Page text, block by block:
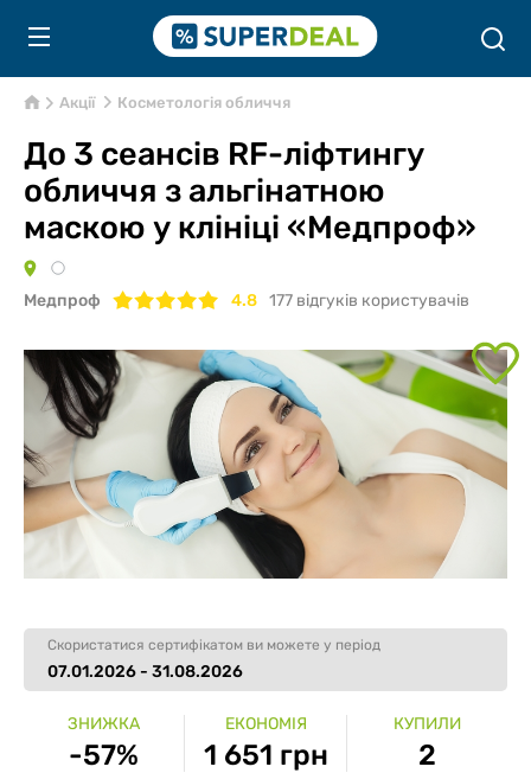
Акції Косметологія обличчя
До 3 сеансів RF-ліфтингу
обличчя з альгінатною
маскою у клініці «Медпроф»
Медпроф 4.8 177 відгуків користувачів
Скористатися сертифікатом ви можете у період
07.01.2026 - 31.08.2026
ЗНИЖКА
-57%
ЕКОНОМІЯ
1 651 грн
КУПИЛИ
2